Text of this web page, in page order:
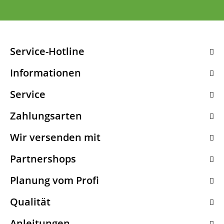
Service-Hotline
Informationen
Service
Zahlungsarten
Wir versenden mit
Partnershops
Planung vom Profi
Qualität